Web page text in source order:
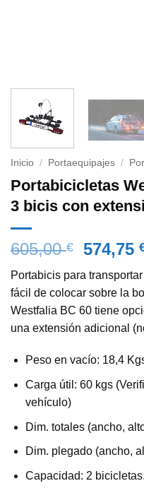
Inicio / Portaequipajes /
Portabicicletas
3 bicis con
605,00€
El
original
era:
605,00
574,75
Portabicis para
fácil de colocar sobre la
Westfalia BC 60 tiene
una extensión adicional
Peso en vacío: 18,4
Carga útil: 60 kgs
vehículo)
Dim. totales (ancho,
Dim. plegado (ancho,
Capacidad: 2 bicicletas.